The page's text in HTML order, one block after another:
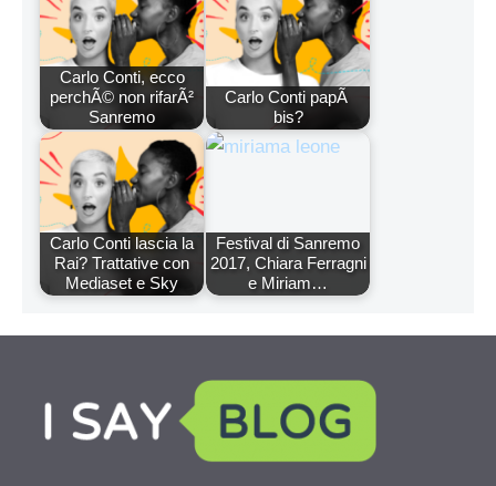
Carlo Conti, ecco
perchÃ© non rifarÃ²
Sanremo
Carlo Conti papÃ
bis?
Carlo Conti lascia la
Rai? Trattative con
Mediaset e Sky
Festival di Sanremo
2017, Chiara Ferragni
e Miriam…